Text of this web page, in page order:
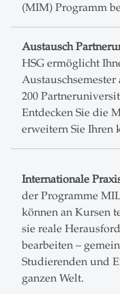
(MIM) Programm
Austausch
HSG ermöglicht
200
Entdecken Sie die
erweitern Sie
Internationale
der Programme
können an Kursen
sie reale
bearbeiten –
Studierenden und
ganzen Welt.